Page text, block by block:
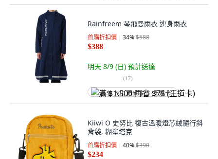
Rainfreem 琴飛曼雨衣 連身雨衣
首購折扣價 34%$588
$388
明天 8/9 (日) 預計送達
(17)
满 $1,500 再省 $75 (王道卡)
Kiiwi O 史努比 復古溫暖燈芯絨隨行斜
背袋, 糊塗塔克
首購折扣價 40%$390
$234